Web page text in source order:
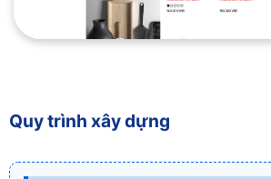
Quy trình xây dựng